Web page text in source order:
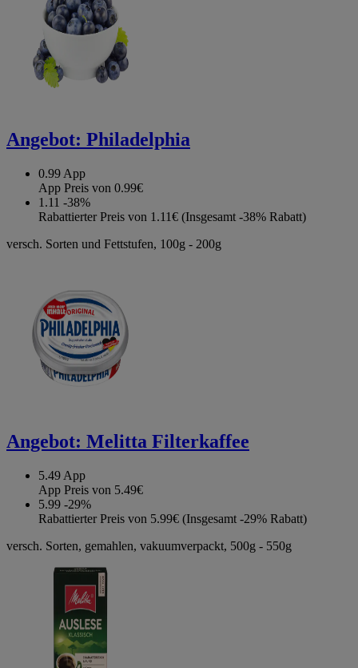
Angebot: Philadelphia
0.99 App
App Preis von 0.99€
1.11 -38%
Rabattierter Preis von 1.11€ (Insgesamt -38% Rabatt)
versch. Sorten und Fettstufen, 100g - 200g
Angebot: Melitta Filterkaffee
5.49 App
App Preis von 5.49€
5.99 -29%
Rabattierter Preis von 5.99€ (Insgesamt -29% Rabatt)
versch. Sorten, gemahlen, vakuumverpackt, 500g - 550g